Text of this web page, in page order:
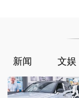
新闻 文娱